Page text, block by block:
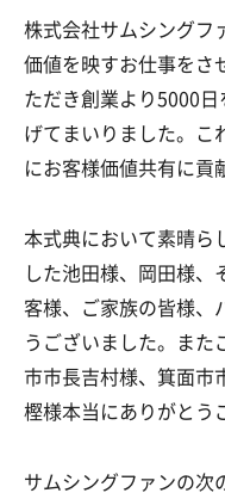
株式会社サムシングフ
価値を映すお仕事をさ
ただき創業より5000
げてまいりました。こ
にお客様価値共有に貢
本式典において素晴ら
した池田様、岡田様、
客様、ご家族の皆様、
うございました。また
市市長吉村様、箕面市
樫様本当にありがとう
サムシングファンの次